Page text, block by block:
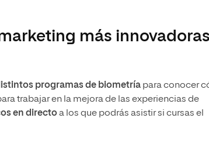
más
programas de biometría para conocer
trabajar en la mejora de las experiencias de
en directoa los que podrás asistir si cursas el